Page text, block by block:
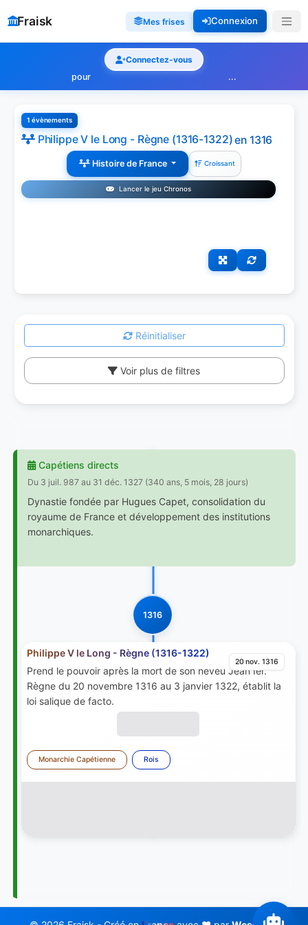
Fraisk Mes frises Connexion
Connectez-vous
pour
...
1 évènements
Philippe V le Long - Règne (1316-1322)en 1316
Histoire de France Croissant
Lancer le jeu Chronos
Réinitialiser
Voir plus de filtres
Capétiens directs
Du 3 juil. 987 au 31 déc. 1327 (340 ans, 5 mois, 28 jours)
Dynastie fondée par Hugues Capet, consolidation du
royaume de France et développement des institutions
monarchiques.
1316
20 nov. 1316
Philippe V le Long - Règne (1316-1322)
Prend le pouvoir après la mort de son neveu Jean Ier.
Règne du 20 novembre 1316 au 3 janvier 1322, établit la
loi salique de facto.
Monarchie Capétienne Rois